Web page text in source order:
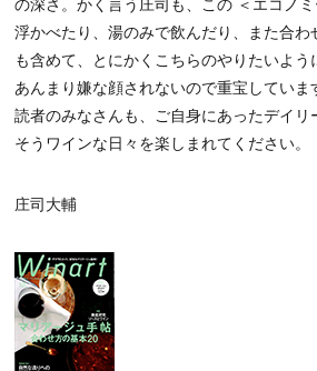
の深さ。かく言う庄司も、この ＜エコノ
浮かべたり、湯のみで飲んだり、また合
も含めて、とにかくこちらのやりたいよう
あんまり嫌な顔されないので重宝していま
読者のみなさんも、ご自身にあったデイリ
そうワインな日々を楽しまれてください。
庄司大輔